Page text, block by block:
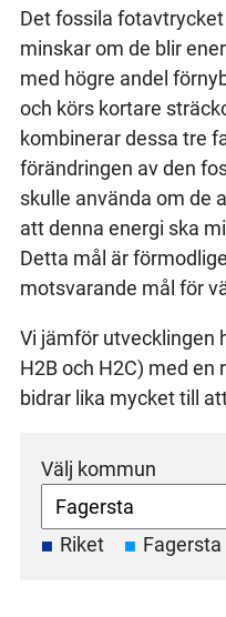
Det fossila
minskar om de blir
med högre andel
och körs kortare
kombinerar dessa tre
förändringen av den
skulle använda om de
att denna energi ska
Detta mål är
motsvarande mål för
Vi jämför utvecklingen
H2B och H2C) med en
bidrar lika mycket till
Välj kommun
Riket Fagersta